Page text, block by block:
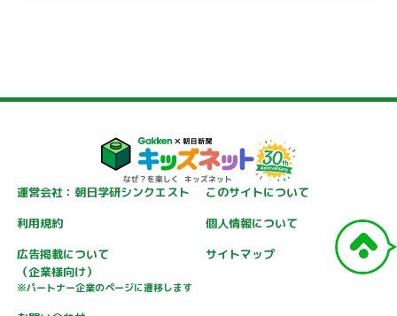
運営会社：朝日学研シンクエスト
このサイトについて
利用規約
個人情報について
広告掲載について
（企業様向け）
※パートナー企業のページに遷移します
サイトマップ